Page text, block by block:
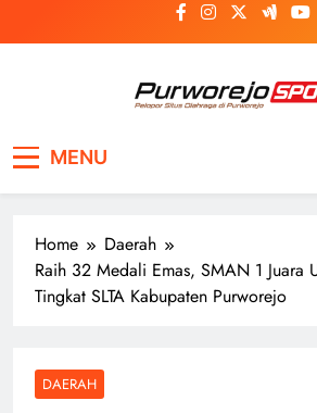
to
MENU
Home
Daerah
Raih 32 Medali Emas, SMAN 1 Juara
Tingkat SLTA Kabupaten Purworejo
DAERAH